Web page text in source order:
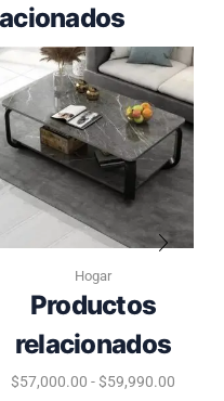
Hogar
Productos
relacionados
$57,000.00 -$59,990.00